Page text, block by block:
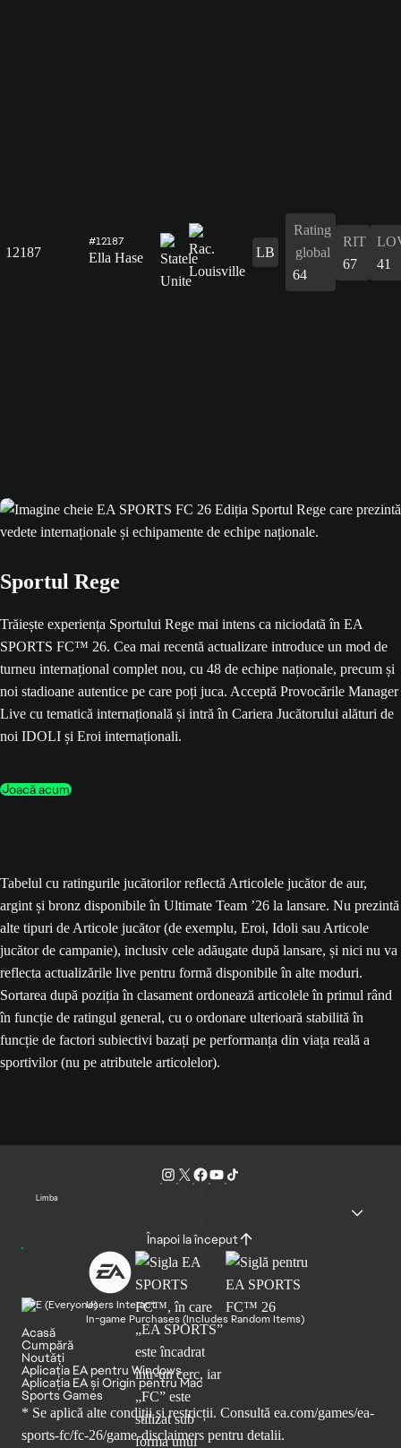
12187
#12187
Ella Hase LB
Rating
global
64
RIT
67
41
Sportul Rege
Trăiește experiența Sportului Rege mai intens ca niciodată în EA
SPORTS FC™ 26. Cea mai recentă actualizare introduce un mod de
turneu internațional complet nou, cu 48 de echipe naționale, precum și
noi stadioane autentice pe care poți juca. Acceptă Provocările Manager
Live cu tematică internațională și intră în Cariera Jucătorului alături de
noi IDOLI și Eroi internaționali.
Joacă acum
Tabelul cu ratingurile jucătorilor reflectă Articolele jucător de aur,
argint și bronz disponibile în Ultimate Team ’26 la lansare. Nu prezintă
alte tipuri de Articole jucător (de exemplu, Eroi, Idoli sau Articole
jucător de campanie), inclusiv cele adăugate după lansare, și nici nu va
reflecta actualizările live pentru formă disponibile în alte moduri.
Sortarea după poziția în clasament ordonează articolele în primul rând
în funcție de ratingul general, cu o ordonare ulterioară stabilită în
funcție de factori subiectivi bazați pe performanța din viața reală a
sportivilor (nu pe atributele articolelor).
Limba
Înapoi la început
Users Interact
In-game Purchases (Includes Random Items)
Acasă
Cumpără
Noutăți
Aplicația EA pentru Windows
Aplicația EA și Origin pentru Mac
Sports Games
* Se aplică alte condiții și restricții. Consultă ea.com/games/ea-
sports-fc/fc-26/game-disclaimers pentru detalii.